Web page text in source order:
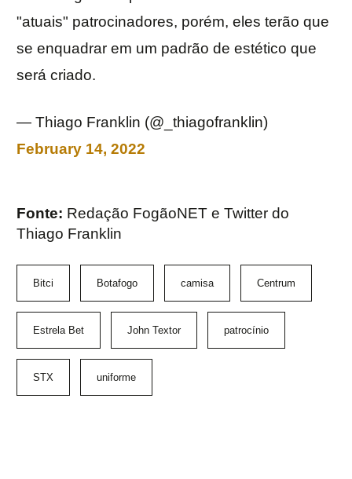
"atuais" patrocinadores, porém, eles terão que
se enquadrar em um padrão de estético que
será criado.
— Thiago Franklin (@_thiagofranklin)
February 14, 2022
Fonte: Redação FogãoNET e Twitter do
Thiago Franklin
Bitci Botafogo camisa Centrum
Estrela Bet John Textor patrocínio
STX uniforme